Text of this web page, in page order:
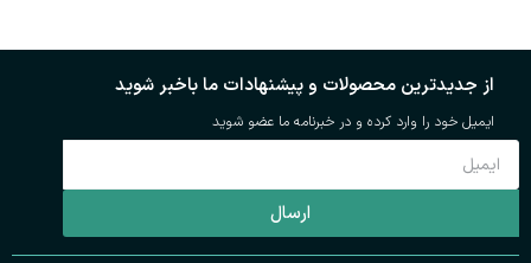
از جدیدترین محصولات و پیشنهادات ما باخبر شوید
ایمیل خود را وارد کرده و در خبرنامه ما عضو شوید
ارسال